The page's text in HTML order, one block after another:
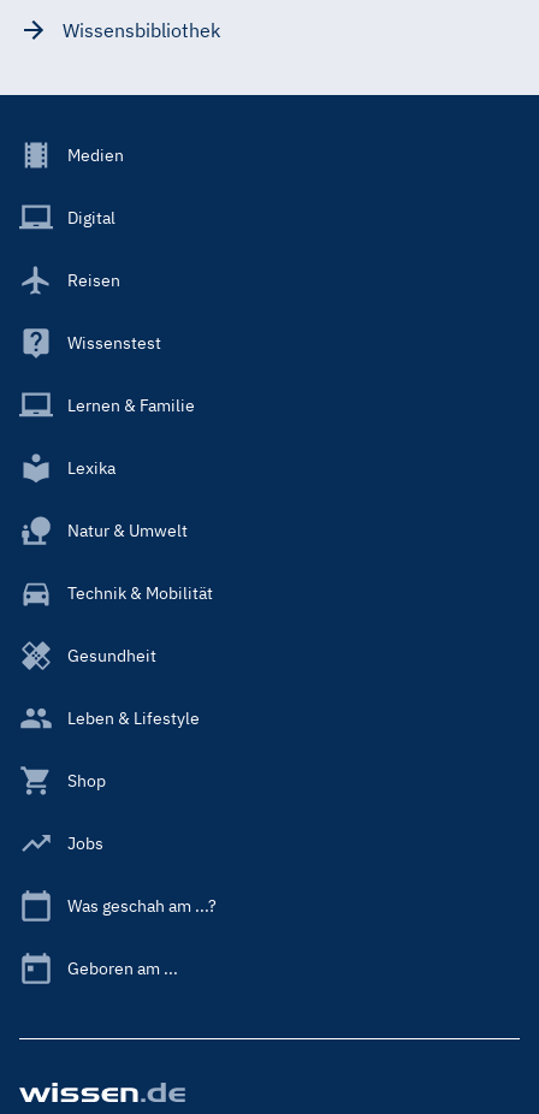
Wissensbibliothek
Footer
Main
Medien
Digital
Reisen
Wissenstest
Lernen & Familie
Lexika
Natur & Umwelt
Technik & Mobilität
Gesundheit
Leben & Lifestyle
Shop
Jobs
Was geschah am ...?
Geboren am ...